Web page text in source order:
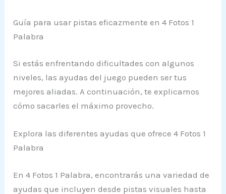
Guía para usar pistas eficazmente en 4 Fotos 1
Palabra
Si estás enfrentando dificultades con algunos
niveles, las ayudas del juego pueden ser tus
mejores aliadas. A continuación, te explicamos
cómo sacarles el máximo provecho.
Explora las diferentes ayudas que ofrece 4 Fotos 1
Palabra
En 4 Fotos 1 Palabra, encontrarás una variedad de
ayudas que incluyen desde pistas visuales hasta